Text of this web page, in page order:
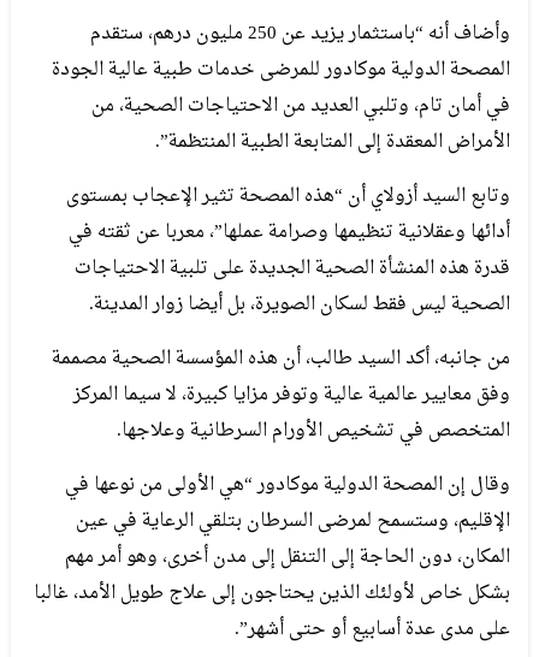
وأضاف أنه “باستثمار يزيد عن 250 مليون درهم، ستقدم
المصحة الدولية موكادور للمرضى خدمات طبية عالية الجودة
في أمان تام، وتلبي العديد من الاحتياجات الصحية، من
الأمراض المعقدة إلى المتابعة الطبية المنتظمة”.
وتابع السيد أزولاي أن “هذه المصحة تثير الإعجاب بمستوى
أدائها وعقلانية تنظيمها وصرامة عملها”، معربا عن ثقته في
قدرة هذه المنشأة الصحية الجديدة على تلبية الاحتياجات
الصحية ليس فقط لسكان الصويرة، بل أيضا زوار المدينة.
من جانبه، أكد السيد طالب، أن هذه المؤسسة الصحية مصممة
وفق معايير عالمية عالية وتوفر مزايا كبيرة، لا سيما المركز
المتخصص في تشخيص الأورام السرطانية وعلاجها.
وقال إن المصحة الدولية موكادور “هي الأولى من نوعها في
الإقليم، وستسمح لمرضى السرطان بتلقي الرعاية في عين
المكان، دون الحاجة إلى التنقل إلى مدن أخرى، وهو أمر مهم
بشكل خاص لأولئك الذين يحتاجون إلى علاج طويل الأمد، غالبا
على مدى عدة أسابيع أو حتى أشهر”.